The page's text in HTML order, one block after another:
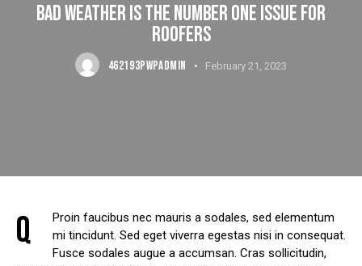
BAD WEATHER IS THE NUMBER ONE ISSUE FOR
ROOFERS
462193PWPADMIN February 21, 2023
Q
Proin faucibus nec mauris a sodales, sed elementum
mi tincidunt. Sed eget viverra egestas nisi in consequat.
Fusce sodales augue a accumsan. Cras sollicitudin,